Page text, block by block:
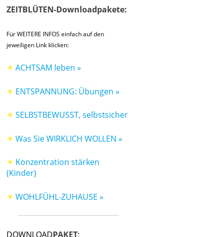
ZEITBLÜTEN-Downloadpakete:
Für WEITERE INFOS einfach auf den
jeweiligen Link klicken:
☀ ACHTSAM leben »
☀ ENTSPANNUNG: Übungen »
☀ SELBSTBEWUSST, selbstsicher
☀ Was Sie WIRKLICH WOLLEN »
☀ Konzentration stärken
(Kinder)
☀ WOHLFÜHL-ZUHAUSE »
DOWNLOADPAKET: